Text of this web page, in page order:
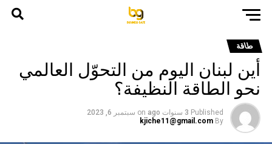
طاقة
أين لبنان اليوم من التحوّل العالمي
نحو الطاقة النظيفة؟
Published 3 سنوات ago on سبتمبر 6, 2023
By
kjiche11@gmail.com